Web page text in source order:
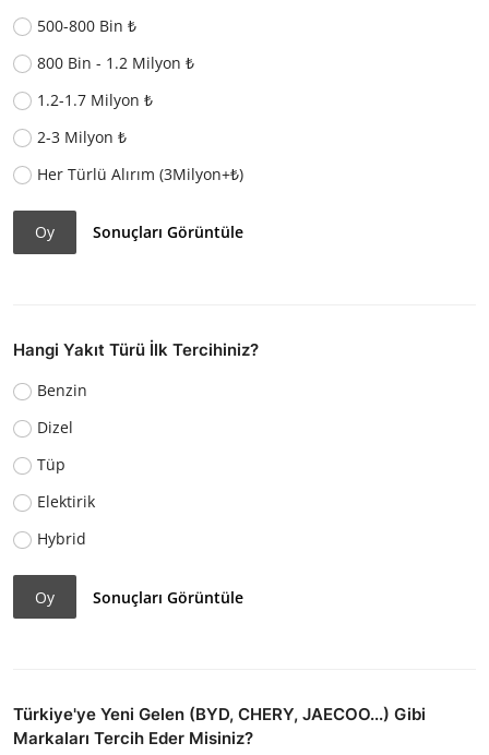
500-800 Bin ₺
800 Bin - 1.2 Milyon ₺
1.2-1.7 Milyon ₺
2-3 Milyon ₺
Her Türlü Alırım (3Milyon+₺)
Oy Sonuçları Görüntüle
Hangi Yakıt Türü İlk Tercihiniz?
Benzin
Dizel
Tüp
Elektirik
Hybrid
Oy Sonuçları Görüntüle
Türkiye'ye Yeni Gelen (BYD, CHERY, JAECOO...) Gibi
Markaları Tercih Eder Misiniz?